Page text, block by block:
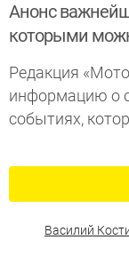
Анонс
которыми
Редакция
информацию о
событиях,
Василий